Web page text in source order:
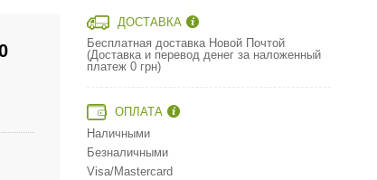
ДОСТАВКА
Бесплатная доставка Новой Почтой
(Доставка и перевод денег за наложенный
платеж 0 грн)
ОПЛАТА
Наличными
Безналичными
Visa/Mastercard